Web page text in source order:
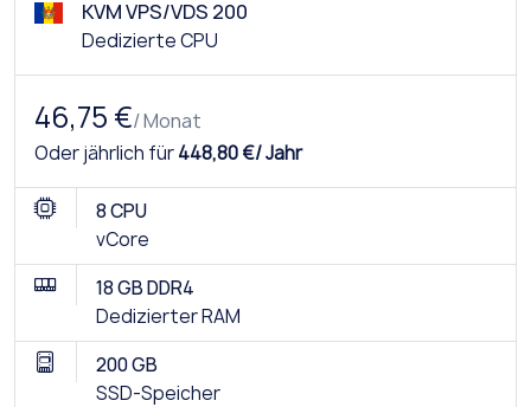
KVM VPS/VDS 200
Dedizierte CPU
46,75 €/ Monat
Oder jährlich für448,80 €/ Jahr
8 CPU
vCore
18 GB DDR4
Dedizierter RAM
200 GB
SSD-Speicher